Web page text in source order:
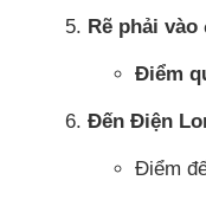
Rẽ phải
Điểm
Đến Điện
Điểm